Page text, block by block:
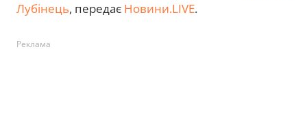
Лубінець, передає Новини.LIVE.
Реклама